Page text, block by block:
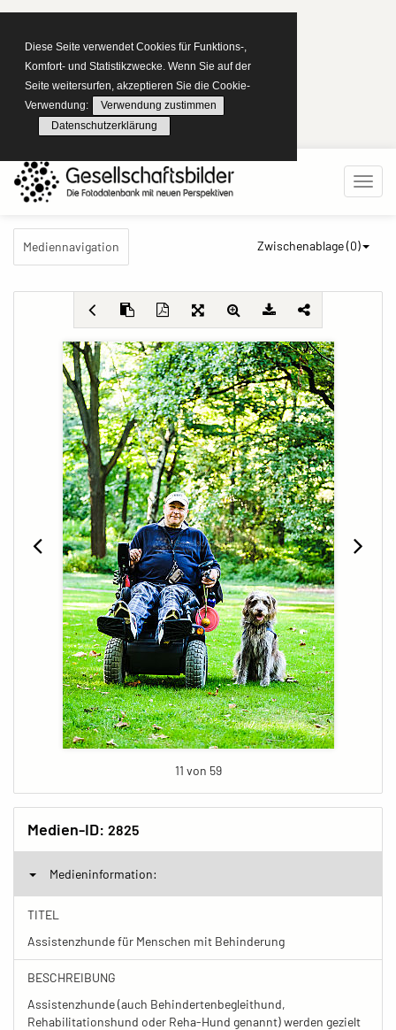
Diese Seite verwendet Cookies für Funktions-,
Komfort- und Statistikzwecke. Wenn Sie auf der
Seite weitersurfen, akzeptieren Sie die Cookie-
Verwendung:
Verwendung zustimmen
Datenschutzerklärung
Mediennavigation Zwischenablage (0)
11 von 59
Medien-ID: 2825
Medieninformation:
TITEL
Assistenzhunde für Menschen mit Behinderung
BESCHREIBUNG
Assistenzhunde (auch Behindertenbegleithund,
Rehabilitationshund oder Reha-Hund genannt) werden gezielt